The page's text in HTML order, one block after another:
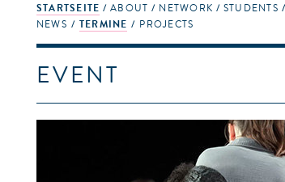
STARTSEITE
NEWS
TERMINE PROJECTS
ABOUT NETWORK STUDENTS
EVENT